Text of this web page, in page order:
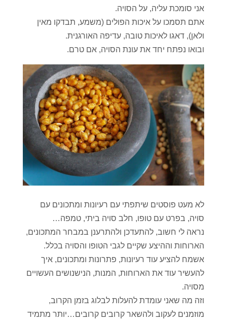
אני סומכת עליה, על הסויה.
אתם תסמכו על איכות הפולים (משמע, תבדקו מאין
ולאן), דאגו לאיכות טובה, עדיפה האורגנית.
ובואו נפתח יחד את עונת הסויה, אם טרם.
לא מעט פוסטים שיתפתי עם רעיונות ומתכונים עם
סויה, בפרט עם טופו, חלב סויה ביתי, טמפה…
נראה לי חשוב, להתעדכן ולהתרענן במבחר המתכונים,
הארוחות וההיצע שקיים לגבי הטופו והסויה בכלל.
אשמח להציע עוד רעיונות, פתרונות ומתכונים, איך
להעשיר עוד את הארוחות, המנות, הנישנושים העשויים
מסויה.
וזה מה שאני עומדת להעלות לבלוג בזמן הקרוב,
מוזמנים לעקוב ולהשאר קרובים קרובים…יותר מתמיד